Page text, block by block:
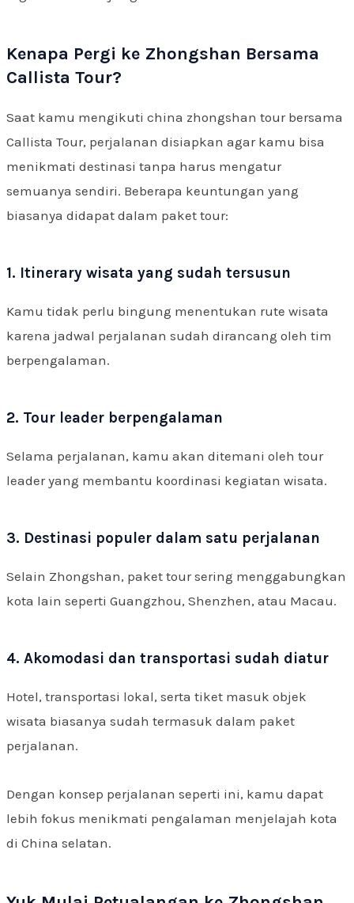
Kenapa Pergi ke Zhongshan Bersama
Callista Tour?
Saat kamu mengikuti china zhongshan tour bersama
Callista Tour, perjalanan disiapkan agar kamu bisa
menikmati destinasi tanpa harus mengatur
semuanya sendiri. Beberapa keuntungan yang
biasanya didapat dalam paket tour:
1. Itinerary wisata yang sudah tersusun
Kamu tidak perlu bingung menentukan rute wisata
karena jadwal perjalanan sudah dirancang oleh tim
berpengalaman.
2. Tour leader berpengalaman
Selama perjalanan, kamu akan ditemani oleh tour
leader yang membantu koordinasi kegiatan wisata.
3. Destinasi populer dalam satu perjalanan
Selain Zhongshan, paket tour sering menggabungkan
kota lain seperti Guangzhou, Shenzhen, atau Macau.
4. Akomodasi dan transportasi sudah diatur
Hotel, transportasi lokal, serta tiket masuk objek
wisata biasanya sudah termasuk dalam paket
perjalanan.
Dengan konsep perjalanan seperti ini, kamu dapat
lebih fokus menikmati pengalaman menjelajah kota
di China selatan.